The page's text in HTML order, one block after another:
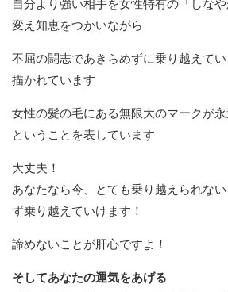
自分より強い相手を女性特有の「しな
変え知恵をつかいながら
不屈の闘志であきらめずに乗り越えて
描かれています
女性の髪の毛にある無限大のマークが
ということを表しています
大丈夫！
あなたなら今、とても乗り越えられな
ず乗り越えていけます！
諦めないことが肝心ですよ！
そしてあなたの運気をあげる